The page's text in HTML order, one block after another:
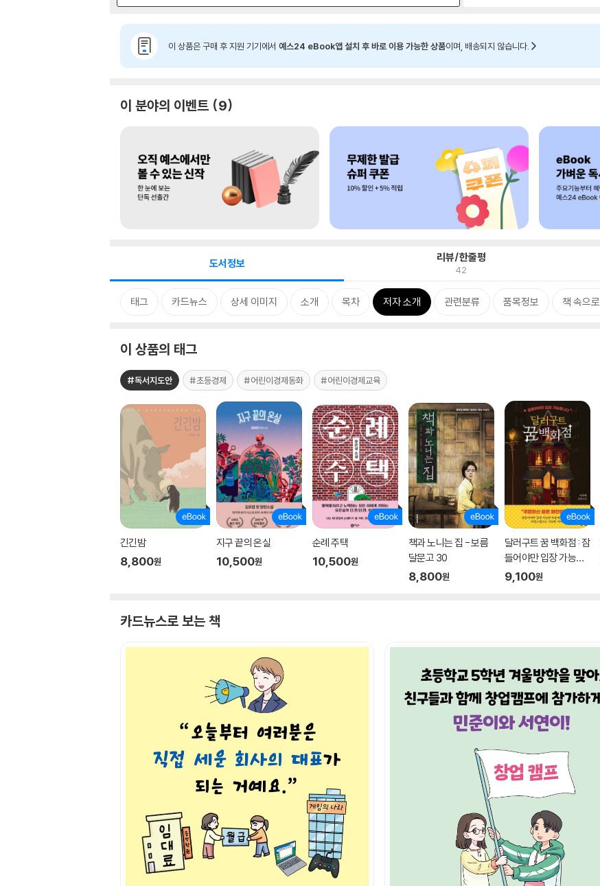
이 상품은 구매 후 지원 기기에서 예스24 eBook앱 설치 후 바로 이용 가능한 상품이며, 배송되지 않습니다.
이 분야의 이벤트 9
도서정보 리뷰/한줄평
42
태그 카드뉴스 상세 이미지 소개 목차 저자 소개 관련분류 품목정보 책 속으로
이 상품의 태그
#독서지도안 #초등경제 #어린이경제동화 #어린이경제교육
긴긴밤
8,800원
지구 끝의 온실
10,500원
순례 주택
10,500원
책과 노니는 집 - 보름
달문고 30
8,800원
달러구트 꿈 백화점 : 잠
들어야만 입장 가능합
니다
9,100원
카드뉴스로 보는 책